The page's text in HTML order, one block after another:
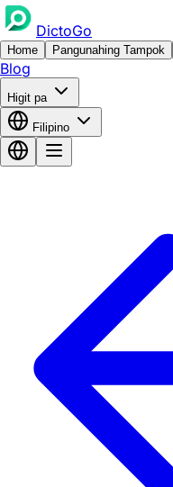
DictoGo
Home Pangunahing Tampok
Blog
Higit pa
Filipino